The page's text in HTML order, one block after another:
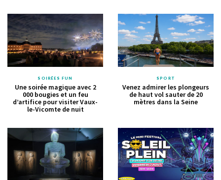
SOIRÉES FUN
Une soirée magique avec 2
000 bougies et un feu
d’artifice pour visiter Vaux-
le-Vicomte de nuit
SPORT
Venez admirer les plongeurs
de haut vol sauter de 20
mètres dans la Seine